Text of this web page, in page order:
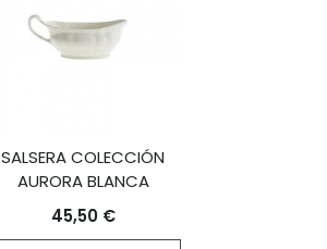
SALSERA COLECCIÓN
AURORA BLANCA
45,50 €